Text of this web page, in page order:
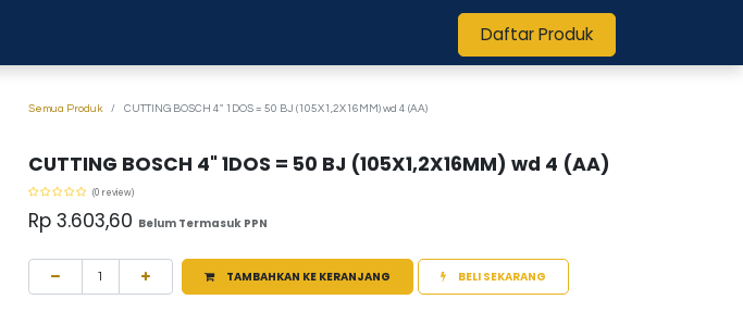
Daftar Produk
Semua Produk CUTTING BOSCH 4" 1DOS = 50 BJ (105X1,2X16MM) wd 4 (AA)
CUTTING BOSCH 4" 1DOS = 50 BJ (105X1,2X16MM) wd 4 (AA)
(0 review)
Rp 3.603,60 Belum Termasuk PPN
TAMBAHKAN KE KERANJANG BELI SEKARANG